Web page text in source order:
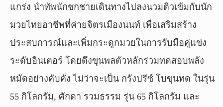
แกร่ง นำทัพนักชกชายเดินทางไปลงนวมติวเข้มกับนัก
มวยไทยอาชีพที่ค่ายจิตรเมืองนนท์ เพื่อเสริมสร้าง
ประสบการณ์และเพิ่มกระดูกมวยในการรับมือคู่แข่ง
ระดับอินเตอร์ โดยดึงขุนพลตัวหลักร่วมทดสอบพลัง
หมัดอย่างคับคั่ง ไม่ว่าจะเป็น กรังปรีซ์ โบขุนทด ในรุ่น
55 กิโลกรัม, ศักดา รวมธรรม รุ่น 65 กิโลกรัม และ